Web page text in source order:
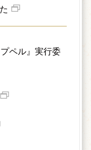
ペル』実行委